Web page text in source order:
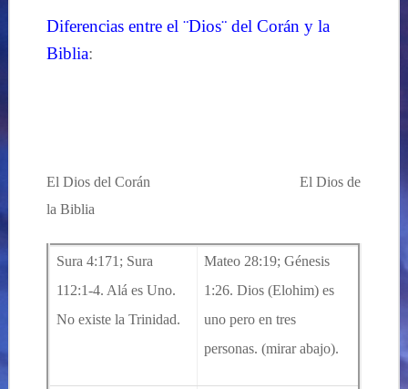
Diferencias entre el ¨Dios¨ del Corán y la
Biblia:
El Dios del Corán
El Dios de
la Biblia
Sura 4:171; Sura
112:1-4. Alá es Uno.
No existe la Trinidad.
Mateo 28:19; Génesis
1:26. Dios (Elohim) es
uno pero en tres
personas. (mirar abajo).